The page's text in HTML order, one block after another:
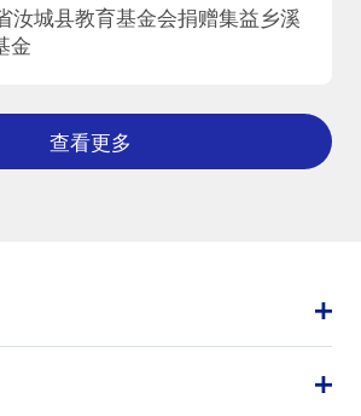
汝城县教育基金会捐赠集益乡溪
金
查看更多